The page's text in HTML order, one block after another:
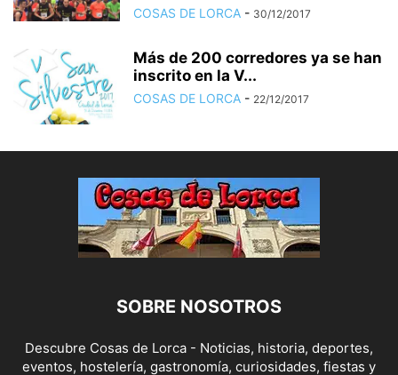
COSAS DE LORCA - 30/12/2017
Más de 200 corredores ya se han
inscrito en la V...
COSAS DE LORCA - 22/12/2017
SOBRE NOSOTROS
Descubre Cosas de Lorca - Noticias, historia, deportes,
eventos, hostelería, gastronomía, curiosidades, fiestas y